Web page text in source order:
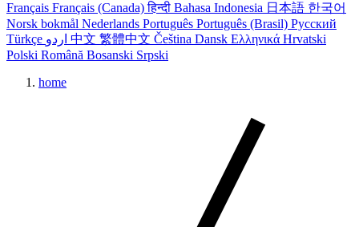
Français Français (Canada)हिन्दी Bahasa Indonesia 日本語 한국어
Norsk bokmål Nederlands Português Português (Brasil) Русский
Türkçe
中文 繁體中文 Čeština Dansk Ελληνικά Hrvatski
Polski Română Bosanski Srpski
home